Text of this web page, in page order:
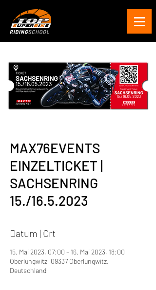
MAX76EVENTS
EINZELTICKET |
SACHSENRING
15./16.5.2023
Datum | Ort
15. Mai 2023, 07:00 – 16. Mai 2023, 18:00
Oberlungwitz, 09337 Oberlungwitz,
Deutschland